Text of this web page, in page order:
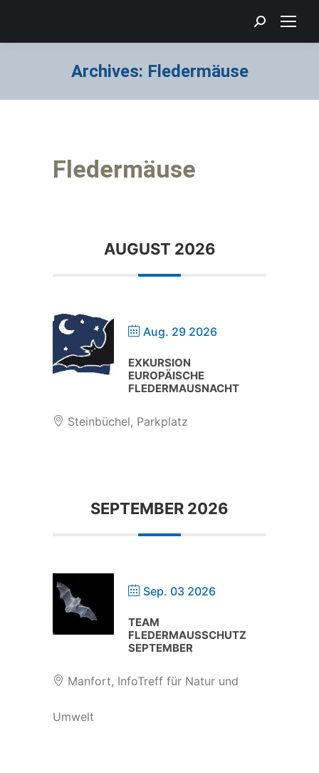
Search:
Archives: Fledermäuse
Fledermäuse
AUGUST 2026
Aug. 29 2026
EXKURSION
EUROPÄISCHE
FLEDERMAUSNACHT
Steinbüchel, Parkplatz
SEPTEMBER 2026
Sep. 03 2026
TEAM
FLEDERMAUSSCHUTZ
SEPTEMBER
Manfort, InfoTreff für Natur und
Umwelt